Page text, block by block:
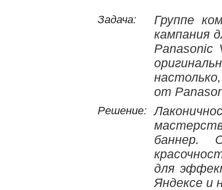
Задача:
Группе
кампания
Panasonic
от
Решение:
баннер.
для
Яндексе и